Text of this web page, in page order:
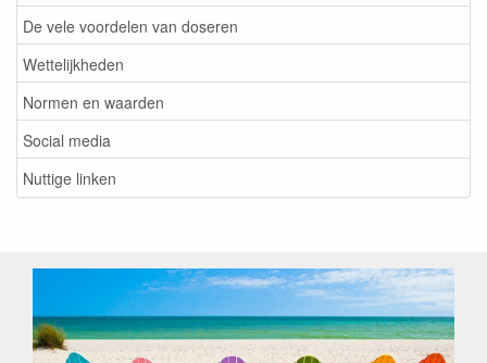
De vele voordelen van doseren
Wettelijkheden
Normen en waarden
Social media
Nuttige linken